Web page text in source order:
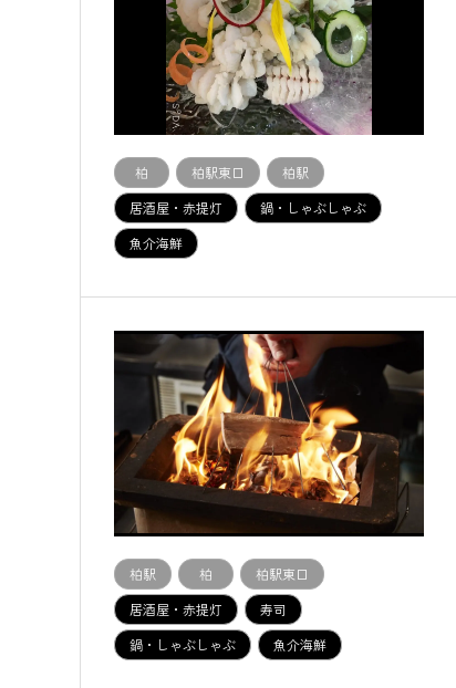
柏 柏駅東口
柏駅
居酒屋・赤提灯
鍋・しゃぶしゃぶ
魚介海鮮
柏駅 柏
柏駅東口
居酒屋・赤提灯
寿司
鍋・しゃぶしゃぶ
魚介海鮮